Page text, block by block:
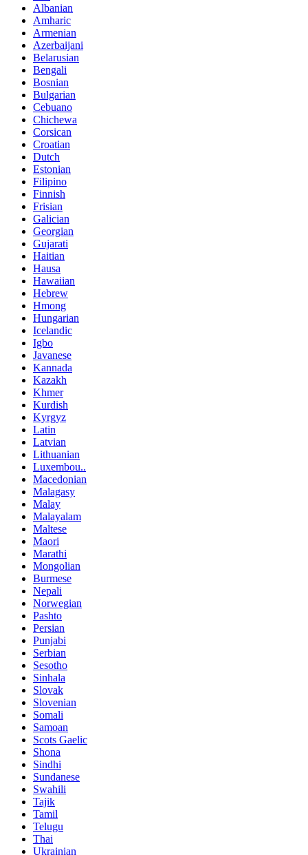
Albanian
Amharic
Armenian
Azerbaijani
Belarusian
Bengali
Bosnian
Bulgarian
Cebuano
Chichewa
Corsican
Croatian
Dutch
Estonian
Filipino
Finnish
Frisian
Galician
Georgian
Gujarati
Haitian
Hausa
Hawaiian
Hebrew
Hmong
Hungarian
Icelandic
Igbo
Javanese
Kannada
Kazakh
Khmer
Kurdish
Kyrgyz
Latin
Latvian
Lithuanian
Luxembou..
Macedonian
Malagasy
Malay
Malayalam
Maltese
Maori
Marathi
Mongolian
Burmese
Nepali
Norwegian
Pashto
Persian
Punjabi
Serbian
Sesotho
Sinhala
Slovak
Slovenian
Somali
Samoan
Scots Gaelic
Shona
Sindhi
Sundanese
Swahili
Tajik
Tamil
Telugu
Thai
Ukrainian